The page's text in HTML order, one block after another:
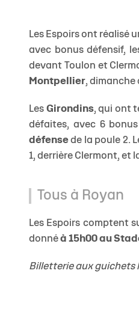
Les Espoirs ont réalisé
avec bonus défensif,
devant Toulon et
Montpellier, dimanche
Les Girondins, qui ont
défaites, avec 6
défensede la poule 2.
1, derrière Clermont, et
Tous à Royan
Les Espoirs comptent
donné à 15h00 au
Billetterie aux guichets